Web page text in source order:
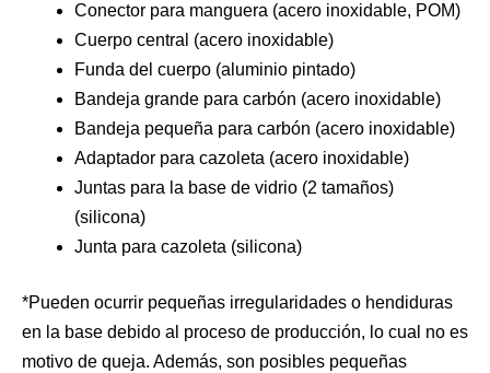
Conector para manguera (acero inoxidable, POM)
Cuerpo central (acero inoxidable)
Funda del cuerpo (aluminio pintado)
Bandeja grande para carbón (acero inoxidable)
Bandeja pequeña para carbón (acero inoxidable)
Adaptador para cazoleta (acero inoxidable)
Juntas para la base de vidrio (2 tamaños)
(silicona)
Junta para cazoleta (silicona)
*Pueden ocurrir pequeñas irregularidades o hendiduras
en la base debido al proceso de producción, lo cual no es
motivo de queja. Además, son posibles pequeñas